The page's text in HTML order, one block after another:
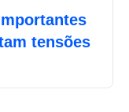
tensões